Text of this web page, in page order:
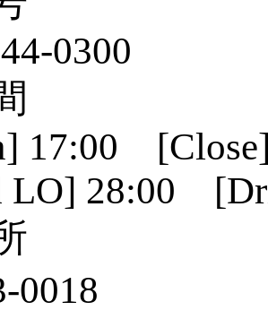
0300
17:00
LO] 28:00
0018